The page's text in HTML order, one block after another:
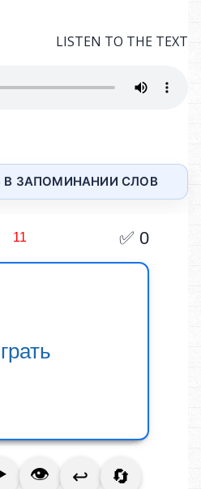
LISTEN TO THE TEXT
В ЗАПОМИНАНИИ СЛОВ